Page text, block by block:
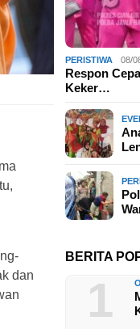
dan
PERISTIWA 08/
Respon
Keker…
BERITA
1